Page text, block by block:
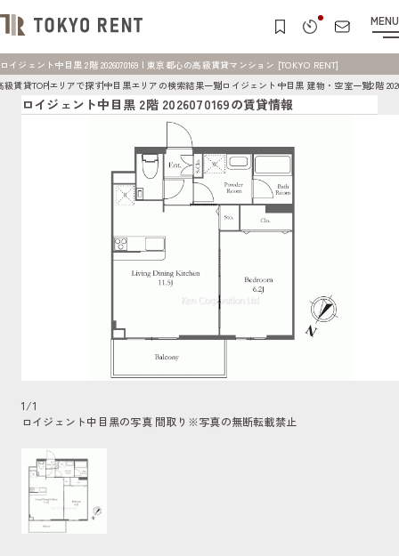
MENU
ロイジェント中目黒 2階 2026070169 | 東京都心の高級賃貸マンション [TOKYO RENT]
級賃貸TOPエリアで探す中目黒エリアの検索結果一覧ロイジェント中目黒 建物・空室一覧2階
ロイジェント中目黒 2階 2026070169の賃貸情報
1/1
ロイジェント中目黒の写真 間取り ※写真の無断転載禁止